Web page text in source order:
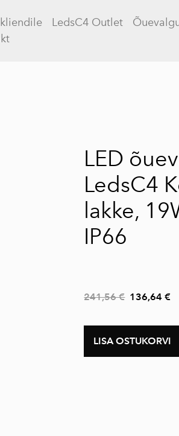
LedsC4 Outlet
LED
LedsC4
lakke,
IP66
241,56 € 136,64 €
LISA OSTUKORVI